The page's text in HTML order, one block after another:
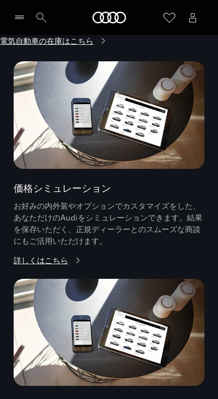
電気自動車の在庫はこちら
価格シミュレーション
お好みの内外装やオプションでカスタマイズをした、
あなただけのAudiをシミュレーションできます。結果
を保存いただく、正規ディーラーとのスムーズな商談
にもご活用いただけます。
詳しくはこちら